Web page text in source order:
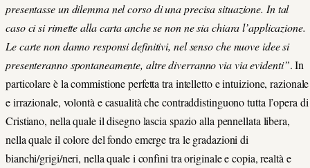
presentasse un dilemma nel corso di una precisa situazione. In tal
caso ci si rimette alla carta anche se non ne sia chiara l’applicazione.
Le carte non danno responsi definitivi, nel senso che nuove idee si
presenteranno spontaneamente, altre diverranno via via evidenti”. In
particolare è la commistione perfetta tra intelletto e intuizione, razionale
e irrazionale, volontà e casualità che contraddistinguono tutta l’opera di
Cristiano, nella quale il disegno lascia spazio alla pennellata libera,
nella quale il colore del fondo emerge tra le gradazioni di
bianchi/grigi/neri, nella quale i confini tra originale e copia, realtà e